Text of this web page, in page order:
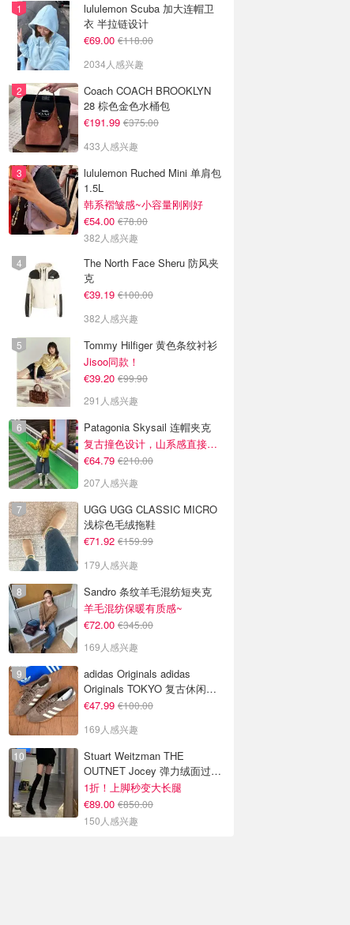
lululemon Scuba 加大连帽卫
衣 半拉链设计
€69.00 €118.00
2034人感兴趣
Coach COACH BROOKLYN
28 棕色金色水桶包
€191.99 €375.00
433人感兴趣
lululemon Ruched Mini 单肩包
1.5L
韩系褶皱感~小容量刚刚好
€54.00 €78.00
382人感兴趣
The North Face Sheru 防风夹
克
€39.19 €100.00
382人感兴趣
Tommy Hilfiger 黄色条纹衬衫
Jisoo同款！
€39.20 €99.90
291人感兴趣
Patagonia Skysail 连帽夹克
复古撞色设计，山系感直接拉满
€64.79 €210.00
207人感兴趣
UGG UGG CLASSIC MICRO
浅棕色毛绒拖鞋
€71.92 €159.99
179人感兴趣
Sandro 条纹羊毛混纺短夹克
羊毛混纺保暖有质感~
€72.00 €345.00
169人感兴趣
adidas Originals adidas
Originals TOKYO 复古休闲鞋
深棕色
€47.99 €100.00
169人感兴趣
Stuart Weitzman THE
OUTNET Jocey 弹力绒面过膝
靴
1折！上脚秒变大长腿
€89.00 €850.00
150人感兴趣